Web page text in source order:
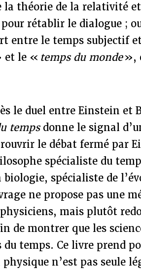
la théorie de la relativité
rétablir le dialogue ;
entre le temps subjectif
et le « temps du monde»,
le duel entre Einstein et
tempsdonne le signal
le débat fermé par
spécialiste du
biologie, spécialiste de
ne propose pas une
mais plutôt
de montrer que les
temps. Ce livre prend
n’est pas seule